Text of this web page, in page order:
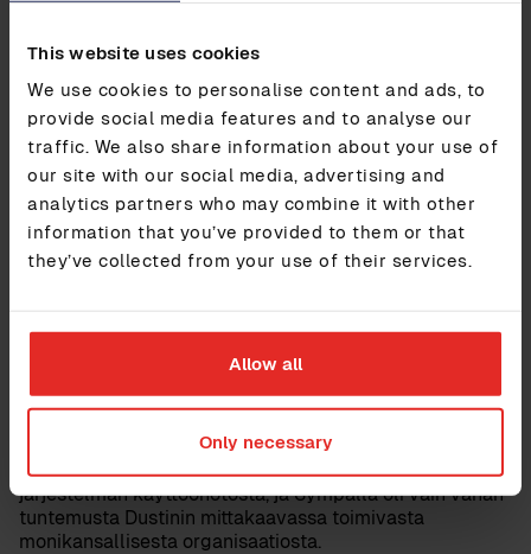
This website uses cookies
We use cookies to personalise content and ads, to
provide social media features and to analyse our
traffic. We also share information about your use of
our site with our social media, advertising and
analytics partners who may combine it with other
information that you’ve provided to them or that
they’ve collected from your use of their services.
Allow all
Only necessary
laskea jopa työntekijöiden tarkkaa lukumäärää”, Jakobi
itse asiassa ennen Sympaa olla yhteydessä jokaisen
toimipaikkamme kirjanpitäjiin ja HR-toimintoihin
selvittääksemme työntekijöidemme kokonaismäärän.”
Sympa tukee myös sekä maailmanlaajuisia että
maakohtaisia prosesseja, mikä helpottaa niiden
käyttöönottoa, seurantaa ja määritystä.
toimintakykynsä äärirajoilla, sillä molempia koeteltiin
projektissa kummallekin täysin uusille osa-alueille.
olemme molemmat oppineet sen aikana paljon”, Jakobi
sanoo. Ennen projektia, ei Dustinilla ollut kokemusta HR-
järjestelmän käyttöönotosta, ja Sympalla oli vain vähän
tuntemusta Dustinin mittakaavassa toimivasta
monikansallisesta organisaatiosta.